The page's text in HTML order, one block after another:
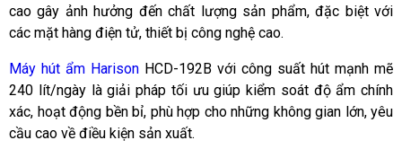
cao gây ảnh hưởng đến chất lượng sản phẩm, đặc biệt với
các mặt hàng điện tử, thiết bị công nghệ cao.
Máy hút ẩm Harison HCD-192B với công suất hút mạnh mẽ
240 lít/ngày là giải pháp tối ưu giúp kiểm soát độ ẩm chính
xác, hoạt động bền bỉ, phù hợp cho những không gian lớn, yêu
cầu cao về điều kiện sản xuất.